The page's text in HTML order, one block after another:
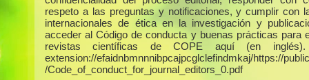
respeto a las preguntas y notificaciones, y cumplir con
internacionales de ética en la investigación y
acceder al Código de conducta y buenas prácticas para
revistas científicas de COPE aquí (en inglés).
extension://efaidnbmnnnibpcajpcglclefindmkaj/https://
/Code_of_conduct_for_journal_editors_0.pdf